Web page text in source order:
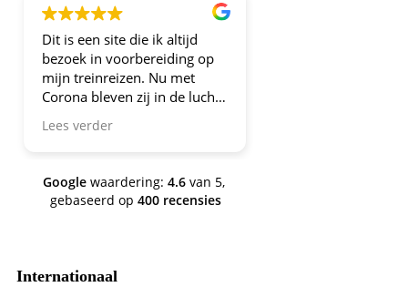
Dit is een site die ik altijd
bezoek in voorbereiding op
mijn treinreizen. Nu met
Corona bleven zij in de lucht.
Bravo en ga zo door! En nu
zijn we een aantal jaren
site om je te oriënteren op
trein-voordeel!
Lees verder
Google waardering: 4.6 van 5,
gebaseerd op400 recensies
Internationaal